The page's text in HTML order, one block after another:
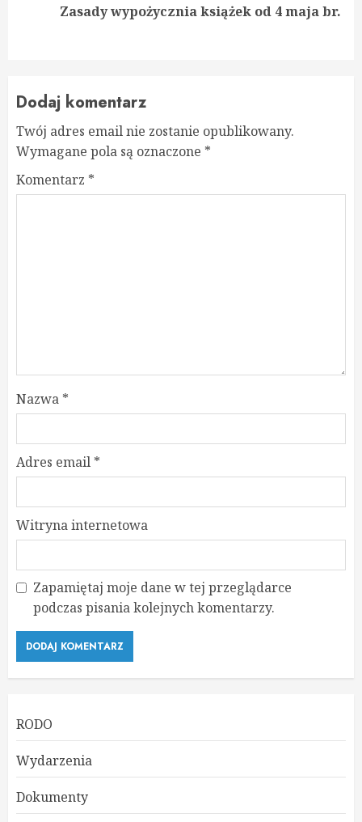
Zasady wypożycznia książek od 4 maja br.
Dodaj komentarz
Twój adres email nie zostanie opublikowany.
Wymagane pola są oznaczone *
Komentarz *
Nazwa *
Adres email *
Witryna internetowa
Zapamiętaj moje dane w tej przeglądarce
podczas pisania kolejnych komentarzy.
RODO
Wydarzenia
Dokumenty